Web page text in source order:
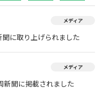
メディア
に取り上げられました
メディア
新聞に掲載されました